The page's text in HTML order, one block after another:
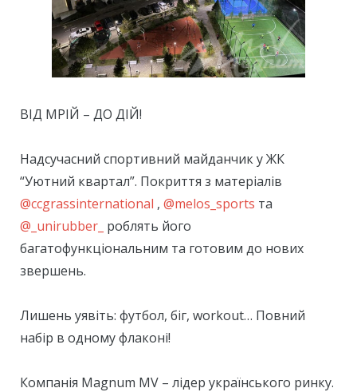
ВІД МРІЙ – ДО ДІЙ!
Надсучасний спортивний майданчик у ЖК
“Уютний квартал”. Покриття з матеріалів
@ccgrassinternational , @melos_sports та
@_unirubber_ роблять його
багатофункціональним та готовим до нових
звершень.
Лишень уявіть: футбол, біг, workout… Повний
набір в одному флаконі!
Компанія Magnum MV – лідер українського ринку.